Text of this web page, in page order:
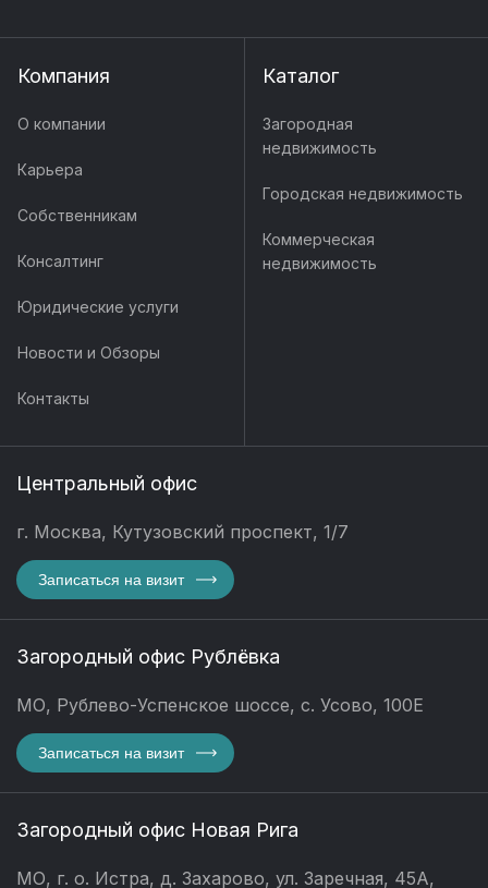
Компания
О компании
Карьера
Собственникам
Консалтинг
Юридические услуги
Новости и Обзоры
Контакты
Каталог
Загородная
недвижимость
Городская недвижимость
Коммерческая
недвижимость
Центральный офис
г. Москва, Кутузовский проспект, 1/7
Записаться на визит
Загородный офис Рублёвка
МО, Рублево-Успенское шоссе, с. Усово, 100Е
Записаться на визит
Загородный офис Новая Рига
МО, г. о. Истра, д. Захарово, ул. Заречная, 45А,